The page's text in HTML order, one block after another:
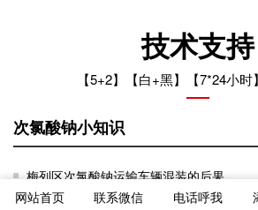
技术支持
【5+2】【白+黑】【7*24小
次氯酸钠小知识
梅列区次氯酸钠运输车辆混装的后果
网站首页 联系微信 电话呼我